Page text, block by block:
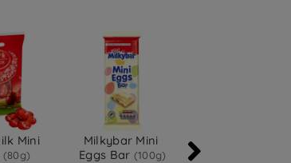
Mini
(80g)
Milkybar Mini
Eggs Bar (100g)